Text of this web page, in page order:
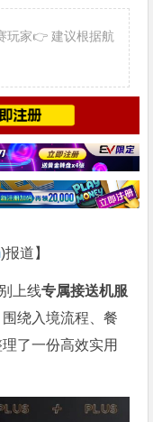
玩家👉 建议根据航
)报道】
上线专属接送机服
绕入境流程、餐
了一份高效实用